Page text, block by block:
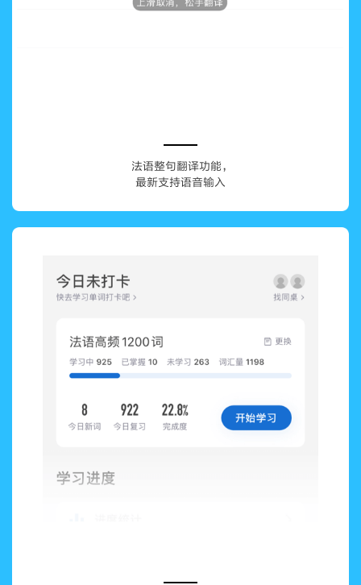
法语整句翻译功能，
最新支持语音输入